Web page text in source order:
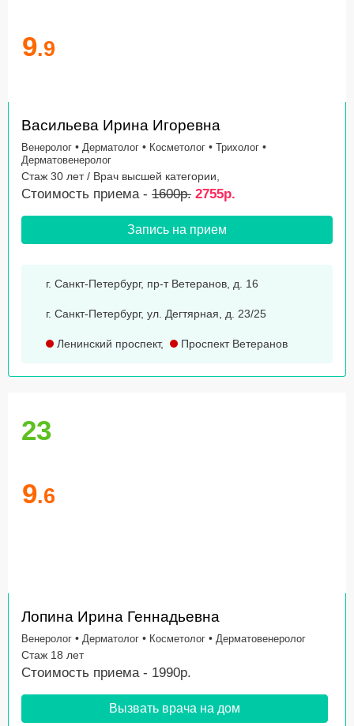
9.9
Васильева Ирина Игоревна
Венеролог • Дерматолог • Косметолог • Трихолог •
Дерматовенеролог
Стаж 30 лет / Врач высшей категории,
Стоимость приема - 1600р. 2755р.
Запись на прием
г. Санкт-Петербург, пр-т Ветеранов, д. 16
г. Санкт-Петербург, ул. Дегтярная, д. 23/25
Ленинский проспект, Проспект Ветеранов
23
9.6
Лопина Ирина Геннадьевна
Венеролог • Дерматолог • Косметолог • Дерматовенеролог
Стаж 18 лет
Стоимость приема - 1990р.
Вызвать врача на дом